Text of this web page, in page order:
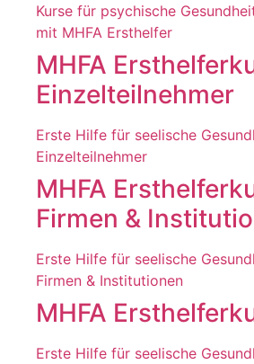
Kurse für psychische
mit MHFA Ersthelfer
MHFA
Einzelteilnehmer
Erste Hilfe für seelische
Einzelteilnehmer
MHFA
Firmen &
Erste Hilfe für seelische
Firmen & Institutionen
MHFA
Erste Hilfe für seelische